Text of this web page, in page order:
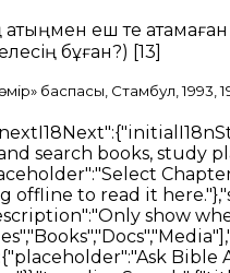
атыңмен еш те атамаған
бұған?) [13]
баспасы, Стамбул, 1993,
would you rate your Bible experience so far?","options":["1 - Poor","2 - Fair","3 - Good","4 - Very Good","5 - Excellent"]},"readingMeans":{"title":"What is your primary method of reading the Bible?","options":["Digitally (Bible apps)","Physically (Physical bible)"]},"useAssistant":{"title":"Would you use the voice assistant to aid in your Bible study?"},"willingToPay":{"title":"Would you pay to use such an assistant?"},"paymentAmount":{"title":"How much would you pay per month (in $USD)?"},"isEasyToUse":{"title":"Is the Bible reading experience easy to use?"},"sidebarDistracting":{"title":"Is the sidebar disturbing you from your Bible reading?"},"additionalComments":{"title":"Any other comments / Features?"}},"intro":{"title":"Bible Reader Testing","content":"Thank you for testing one of our feature considerations. We are wisely evaluating how technology can further aid in Bible study.","test":{"title":"Key Information","list":["Please do provide feedback","Ensure you update periodically as older versions will stop working"]},"optional":{"title":"Additional Information","list":["You may experience lower accuracy results than our existing Search product","You may encounter bugs and issues. Let us know when you do"]},"buttonStart":"Start Testing"},"submitTitle":"Submit Feedback","feedbackNote":"*